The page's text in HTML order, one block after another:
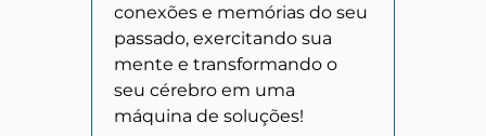
conexões e memórias do seu
passado, exercitando sua
mente e transformando o
seu cérebro em uma
máquina de soluções!